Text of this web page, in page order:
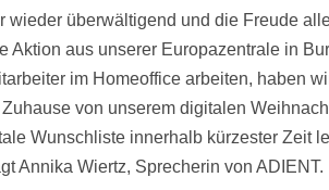
wieder überwältigend und die Freude
Aktion aus unserer Europazentrale in
im Homeoffice arbeiten, haben
von unserem digitalen
Wunschliste innerhalb kürzester Zeit
Annika Wiertz, Sprecherin von ADIENT.